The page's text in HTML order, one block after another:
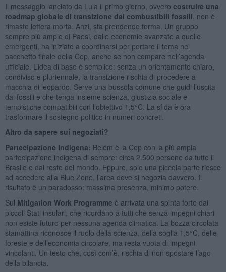
Il messaggio lanciato da Lula il primo giorno, ovvero costruire una
roadmap globale di transizione dai combustibili fossili , non è
rimasto lettera morta. Anzi, sta prendendo forma. Un gruppo
sempre più ampio di Paesi, dalle economie avanzate a quelle
emergenti, ha iniziato a coordinarsi per portare il tema nel
pacchetto finale della Cop, anche se non compare nell’agenda
ufficiale. L’idea di base è semplice: senza un orientamento chiaro,
condiviso e pluriennale, la transizione rischia di procedere a
macchia di leopardo. Serve una bussola comune che guidi l’uscita
dai fossili e che tenga insieme scienza, giustizia sociale e
tempistiche compatibili con l’obiettivo 1,5°C. La sfida è ora
trasformare il sostegno politico in numeri concreti.
Altro da sapere sui negoziati?
Partecipazione Indigena: Belém è la Cop con la più ampia
partecipazione indigena di sempre: circa 2.500 persone da tutto il
Brasile e dal resto del mondo. Eppure, solo una piccola parte riesce
ad accedere alla Blue Zone, l’area dove si negozia davvero. Il
risultato è un paradosso: massima presenza, minimo potere.
Sul Mitigation Work Programme è arrivata una spinta forte dai
piccoli Stati insulari, che ricordano a tutti che senza impegni chiari
non esiste futuro per nessuna agenda climatica. La bozza circolata
stamattina riconosce il ruolo della scienza, della soglia 1,5°C, delle
foreste e dell’economia circolare, ma resta vuota di impegni
vincolanti. Un testo che, così com’è, rischia di non spostare l’ago
della bilancia.